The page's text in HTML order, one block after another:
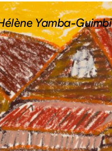
Yamba-Guimbi